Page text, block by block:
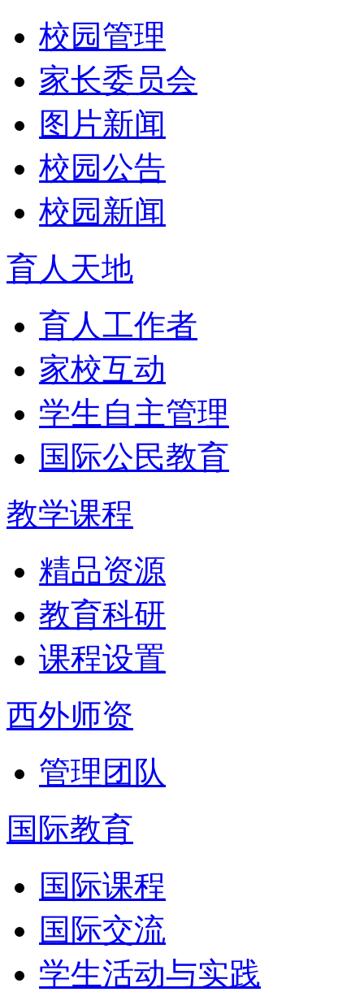
校园管理
家长委员会
图片新闻
校园公告
校园新闻
育人天地
育人工作者
家校互动
学生自主管理
国际公民教育
教学课程
精品资源
教育科研
课程设置
西外师资
管理团队
国际教育
国际课程
国际交流
学生活动与实践